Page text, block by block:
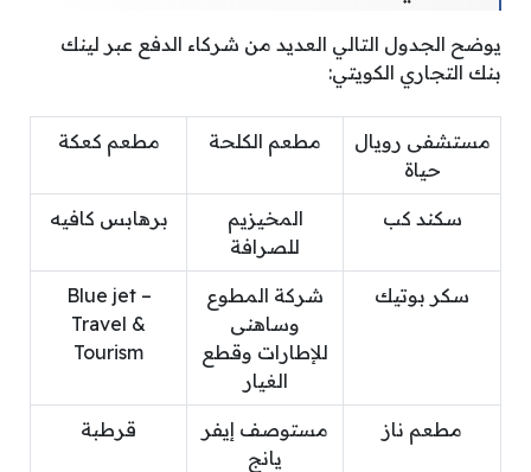
يوضح الجدول التالي العديد من شركاء الدفع عبر لينك
بنك التجاري الكويتي:
مستشفى رويال
حياة
مطعم الكلحة مطعم كعكة
سكند كب
المخيزيم
للصرافة
برهابس كافيه
سكر بوتيك
شركة المطوع
وساهنى
للإطارات وقطع
الغيار
Blue jet –
Travel &
Tourism
مطعم ناز
مستوصف إيفر
يانج
قرطبة